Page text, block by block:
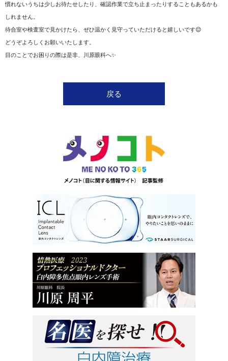
慣れないうちは少しお待たせしたり、確認作業で立ち止まったりすることもあるかも
しれません。
待合室や検査室で見かけたら、ぜひ温かく見守っていただけると嬉しいです😌
どうぞよろしくお願いいたします。
目のことでお困りの際は是非、川原眼科へ✨
戻る